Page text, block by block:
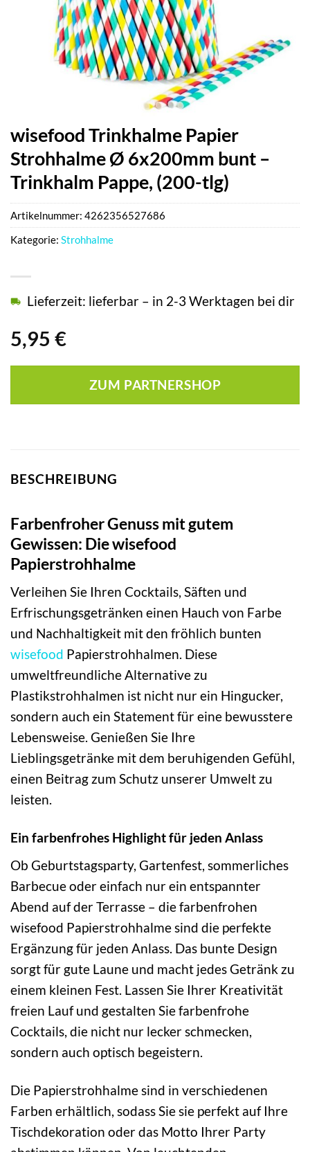
wisefood Trinkhalme Papier
Strohhalme Ø 6x200mm bunt –
Trinkhalm Pappe, (200-tlg)
5,95 €
Lieferzeit: lieferbar – in 2-3 Werktagen bei dir
ZUM PARTNERSHOP
Artikelnummer: 4262356527686
Kategorie: Strohhalme
BESCHREIBUNG
Farbenfroher Genuss mit gutem
Gewissen: Die wisefood
Papierstrohhalme
Verleihen Sie Ihren Cocktails, Säften und
Erfrischungsgetränken einen Hauch von Farbe
und Nachhaltigkeit mit den fröhlich bunten
wisefood Papierstrohhalmen. Diese
umweltfreundliche Alternative zu
Plastikstrohhalmen ist nicht nur ein Hingucker,
sondern auch ein Statement für eine bewusstere
Lebensweise. Genießen Sie Ihre
Lieblingsgetränke mit dem beruhigenden Gefühl,
einen Beitrag zum Schutz unserer Umwelt zu
leisten.
Ein farbenfrohes Highlight für jeden Anlass
Ob Geburtstagsparty, Gartenfest, sommerliches
Barbecue oder einfach nur ein entspannter
Abend auf der Terrasse – die farbenfrohen
wisefood Papierstrohhalme sind die perfekte
Ergänzung für jeden Anlass. Das bunte Design
sorgt für gute Laune und macht jedes Getränk zu
einem kleinen Fest. Lassen Sie Ihrer Kreativität
freien Lauf und gestalten Sie farbenfrohe
Cocktails, die nicht nur lecker schmecken,
sondern auch optisch begeistern.
Die Papierstrohhalme sind in verschiedenen
Farben erhältlich, sodass Sie sie perfekt auf Ihre
Tischdekoration oder das Motto Ihrer Party